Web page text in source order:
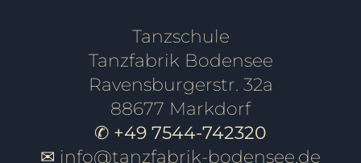
Tanzschule
Tanzfabrik Bodensee
Ravensburgerstr. 32a
88677 Markdorf
✆ +49 7544-742320
✉ info@tanzfabrik-bodensee.de